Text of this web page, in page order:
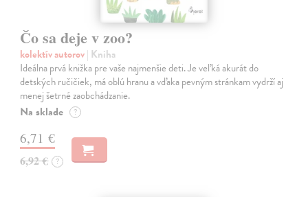
Čo sa deje v zoo?
kolektív autorov| Kniha
Ideálna prvá knižka pre vaše najmenšie deti. Je veľká akurát do
detských ručičiek, má oblú hranu a vďaka pevným stránkam vydrží aj
menej šetrné zaobchádzanie.
Na sklade ?
6,71 €
6,92 € ?